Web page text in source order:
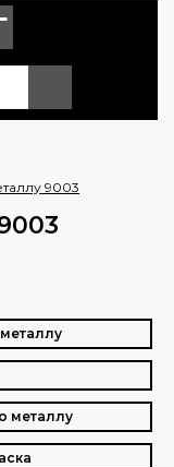
9003
металлу